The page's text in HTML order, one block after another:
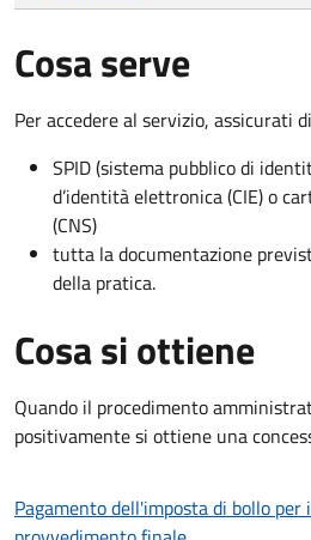
Cosa serve
Per accedere al servizio, assicurati
SPID (sistema pubblico di
d’identità elettronica (CIE) o
(CNS)
tutta la documentazione
della pratica.
Cosa si ottiene
Quando il procedimento
positivamente si ottiene una
Pagamento dell'imposta di bollo per